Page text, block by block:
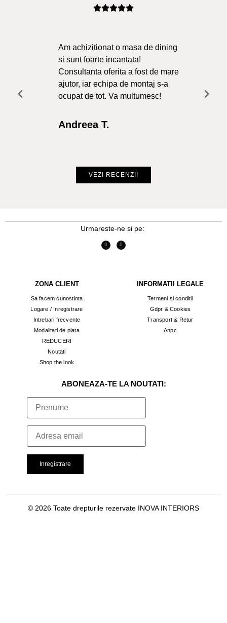
Am achizitionat o masa de dining
si sunt foarte incantata!
Consultanta oferita a fost de mare
ajutor, iar echipa de montaj s-a
ocupat de tot. Va multumesc!
Andreea T.
VEZI RECENZII
Urmareste-ne si pe:
ZONA CLIENT
Sa facem cunostinta
Logare / Inregistrare
Intrebari frecvente
Modalitati de plata
REDUCERI
Noutati
Shop the look
INFORMATII LEGALE
Termeni si conditii
Gdpr & Cookies
Transport & Retur
Anpc
ABONEAZA-TE LA NOUTATI:
© 2026 Toate drepturile rezervate INOVA INTERIORS